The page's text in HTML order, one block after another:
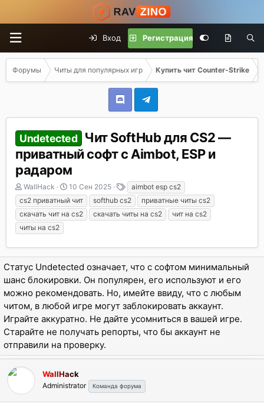
Вход Регистрация
Форумы Читы для популярных игр Купить чит Counter-Strike
Undetected
Чит SoftHub для CS2 —
приватный софт с Aimbot, ESP и
радаром
А
в
т
о
р
е
м
ы
WallHack
Д
а
т
а
ч
а
л
а
10 Сен 2025
е
г
и
aimbot esp cs2
cs2 приватный чит
softhub cs2
приватные читы cs2
скачать чит на cs2
скачать читы на cs2
чит на cs2
читы на cs2
Статус Undetected означает, что с софтом минимальный
шанс блокировки. Он популярен, его используют и его
можно рекомендовать. Но, имейте ввиду, что с любым
читом, в любой игре могут заблокировать аккаунт.
Играйте аккуратно. Не дайте усомниться в вашей игре.
Старайте не получать репорты, что бы аккаунт не
отправили на проверку.
WallHack
Administrator Команда форума